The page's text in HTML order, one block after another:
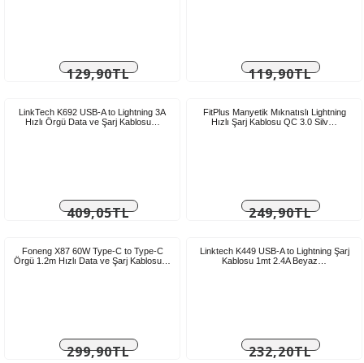
129,90TL
108,25TL
119,90TL
99,92TL
LinkTech K692 USB-A to Lightning 3A
Hızlı Örgü Data ve Şarj Kablosu…
409,05TL
340,88TL
FitPlus Manyetik Mıknatıslı Lightning
Hızlı Şarj Kablosu QC 3.0 Silv…
249,90TL
208,25TL
Foneng X87 60W Type-C to Type-C
Örgü 1.2m Hızlı Data ve Şarj Kablosu…
299,90TL
Linktech K449 USB-A to Lightning Şarj
Kablosu 1mt 2.4A Beyaz…
232,20TL